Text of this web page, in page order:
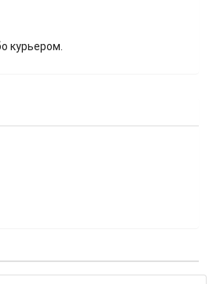
курьером.